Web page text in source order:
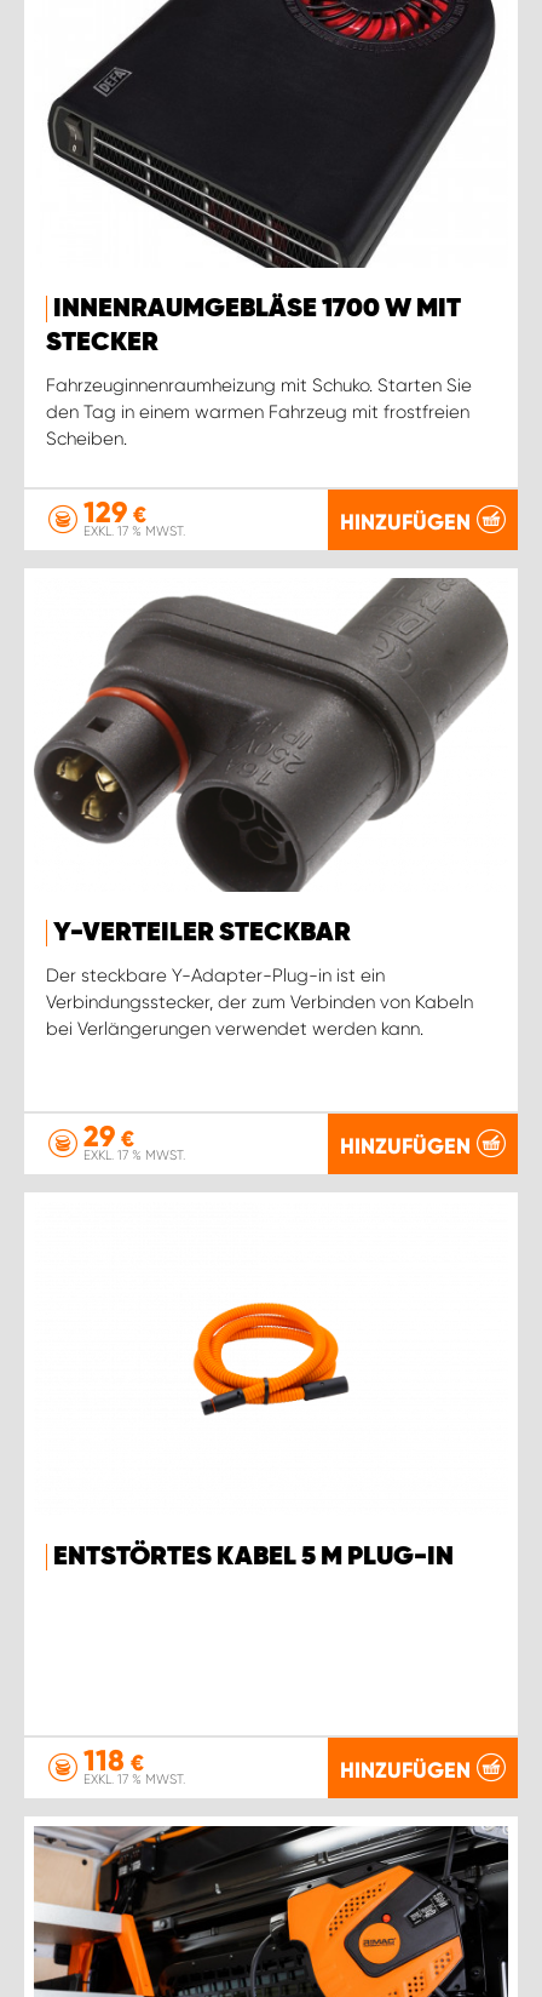
INNENRAUMGEBLÄSE 1700 W MIT
STECKER
Fahrzeuginnenraumheizung mit Schuko. Starten Sie
den Tag in einem warmen Fahrzeug mit frostfreien
Scheiben.
129 €
EXKL. 17 % MWST. HINZUFÜGEN
Y-VERTEILER STECKBAR
Der steckbare Y-Adapter-Plug-in ist ein
Verbindungsstecker, der zum Verbinden von Kabeln
bei Verlängerungen verwendet werden kann.
29 €
EXKL. 17 % MWST. HINZUFÜGEN
ENTSTÖRTES KABEL 5 M PLUG-IN
118 €
EXKL. 17 % MWST. HINZUFÜGEN